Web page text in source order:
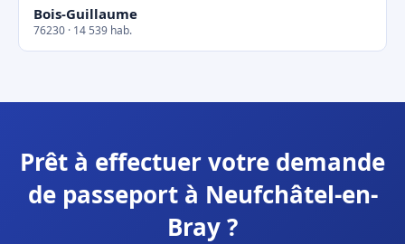
Bois-Guillaume
76230 · 14 539 hab.
Prêt à effectuer votre demande
de passeport à Neufchâtel-en-
Bray ?